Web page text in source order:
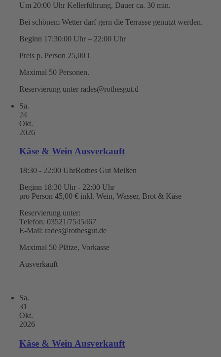
Um 20:00 Uhr Kellerführung, Dauer ca. 30 min.
Bei schönem Wetter darf gern die Terrasse genutzt werden.
Beginn 17:30:00 Uhr – 22:00 Uhr
Preis p. Person 25,00 €
Maximal 50 Personen.
Reservierung unter rades@rothesgut.d
Sa.
24
Okt.
2026
Käse & Wein Ausverkauft
18:30 - 22:00 UhrRothes Gut Meißen
Beginn 18:30 Uhr - 22:00 Uhr
pro Person 45,00 € inkl. Wein, Wasser, Brot & Käse
Reservierung unter:
Telefon: 03521/7545467
E-Mail: rades@rothesgut.de
Maximal 50 Plätze, Vorkasse
Ausverkauft
Sa.
31
Okt.
2026
Käse & Wein Ausverkauft